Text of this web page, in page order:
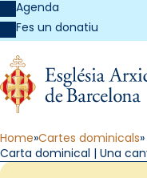
Agenda
Fes un donatiu
Home Cartes dominicals
Carta dominical | Una